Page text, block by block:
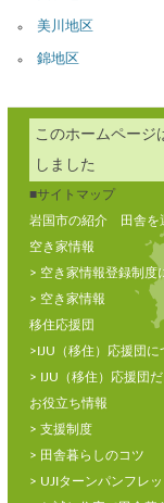
美川地区
錦地区
このホームページ
しました
■サイトマップ
岩国市の紹介
田舎を
空き家情報
> 空き家情報登録制度
> 空き家情報
移住応援団
>IJU（移住）応援団に
> IJU（移住）応援団だ
お役立ち情報
> 支援制度
> 田舎暮らしのコツ
> UJIターンパンフレッ